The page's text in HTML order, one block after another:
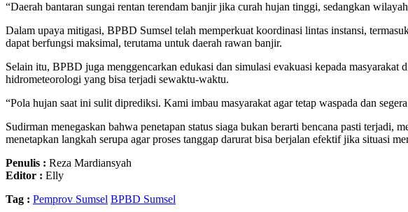
“Daerah bantaran sungai rentan terendam banjir jika curah hujan tinggi, sedangkan
Dalam upaya mitigasi, BPBD Sumsel telah memperkuat koordinasi lintas instansi,
dapat berfungsi maksimal, terutama untuk daerah rawan banjir.
Selain itu, BPBD juga menggencarkan edukasi dan simulasi evakuasi kepada
hidrometeorologi yang bisa terjadi sewaktu-waktu.
“Pola hujan saat ini sulit diprediksi. Kami imbau masyarakat agar tetap waspada dan
Sudirman menegaskan bahwa penetapan status siaga bukan berarti bencana pasti
menetapkan langkah serupa agar proses tanggap darurat bisa berjalan efektif jika situasi
Penulis : Reza Mardiansyah
Editor : Elly
Tag : Pemprov Sumsel BPBD Sumsel